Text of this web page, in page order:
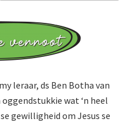
leraar, ds Ben Botha van
oggendstukkie wat ‘n heel
gewilligheid om Jesus se